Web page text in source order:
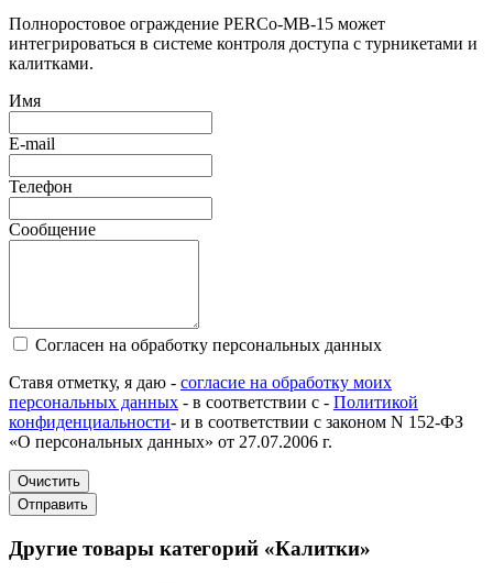
Полноростовое ограждение PERCo-МВ-15 может
интегрироваться в системе контроля доступа с турникетами и
калитками.
Имя
E-mail
Телефон
Сообщение
Согласен на обработку персональных данных
Ставя отметку, я даю - согласие на обработку моих
персональных данных - в соответствии с - Политикой
конфиденциальности- и в соответствии с законом N 152-ФЗ
«О персональных данных» от 27.07.2006 г.
Очистить
Отправить
Другие товары категорий «Калитки»